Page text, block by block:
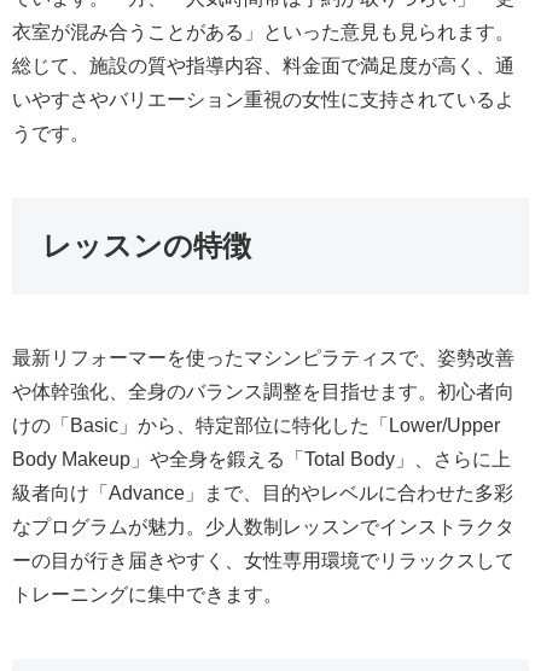
衣室が混み合うことがある」といった意見も見られます。
総じて、施設の質や指導内容、料金面で満足度が高く、通
いやすさやバリエーション重視の女性に支持されているよ
うです。
レッスンの特徴
最新リフォーマーを使ったマシンピラティスで、姿勢改善
や体幹強化、全身のバランス調整を目指せます。初心者向
けの「Basic」から、特定部位に特化した「Lower/Upper
Body Makeup」や全身を鍛える「Total Body」、さらに上
級者向け「Advance」まで、目的やレベルに合わせた多彩
なプログラムが魅力。少人数制レッスンでインストラクタ
ーの目が行き届きやすく、女性専用環境でリラックスして
トレーニングに集中できます。